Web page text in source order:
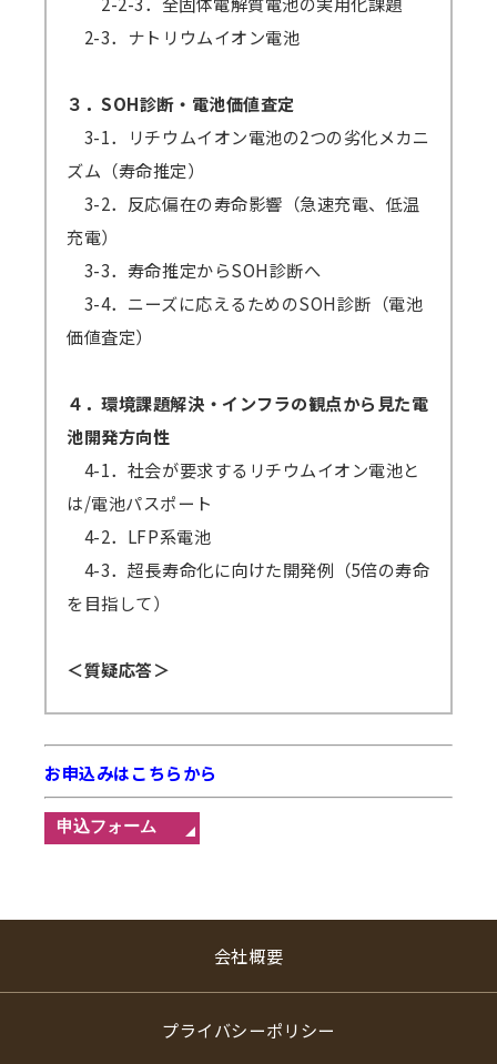
2-3．ナトリウムイオン電池
３．SOH診断・電池価値査定
3-1．リチウムイオン電池の2つの劣化メカニ
ズム（寿命推定）
3-2．反応偏在の寿命影響（急速充電、低温
充電）
3-3．寿命推定からSOH診断へ
3-4．ニーズに応えるためのSOH診断（電池
価値査定）
４．環境課題解決・インフラの観点から見た電
池開発方向性
4-1．社会が要求するリチウムイオン電池と
は/電池パスポート
4-2．LFP系電池
4-3．超長寿命化に向けた開発例（5倍の寿命
を目指して）
＜質疑応答＞
お申込みはこちらから
会社概要
プライバシーポリシー